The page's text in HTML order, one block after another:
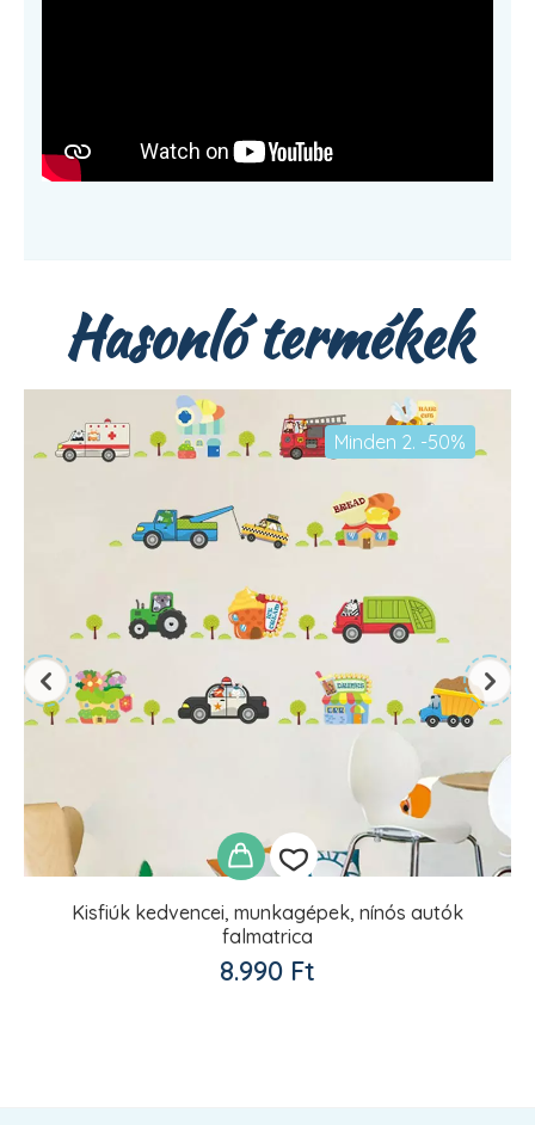
Hasonló termékek
Kisfiúk kedvencei, munkagépek, nínós autók
falmatrica
8.990 Ft
Minden 2. -50%
Kedvencekhez